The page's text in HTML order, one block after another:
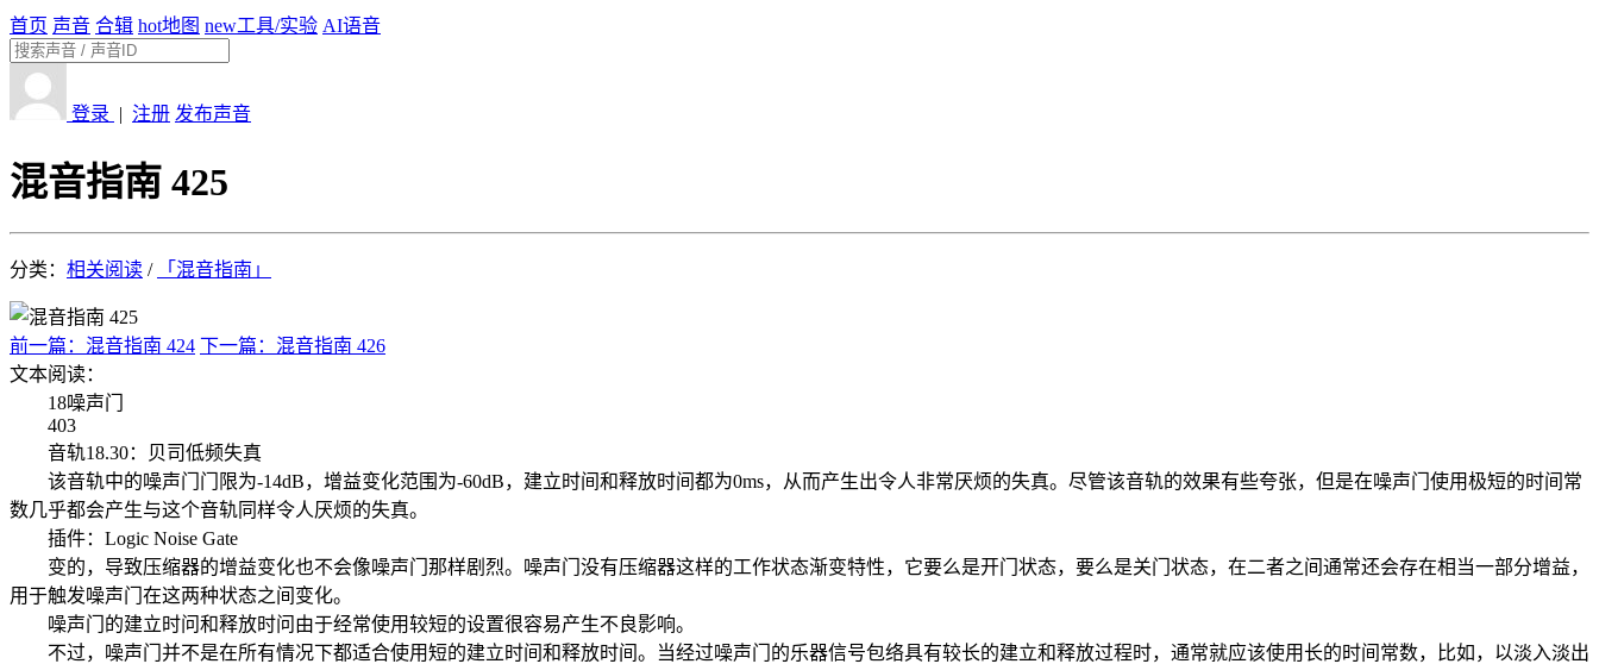
首页 声音 合辑 hot地图 new工具/实验 AI语音
登录 | 注册 发布声音
混音指南 425
分类： 相关阅读 / 「混音指南」
前一篇：混音指南 424 下一篇：混音指南 426
文本阅读：
18噪声门
403
音轨18.30：贝司低频失真
该音轨中的噪声门门限为-14dB，增益变化范围为-60dB，建立时间和释放时间都为0ms，从而产生出令人非常厌烦的失真。尽管该音轨的效果有些夸张，但是在噪声门使用极短的时间常
数几乎都会产生与这个音轨同样令人厌烦的失真。
插件：Logic Noise Gate
变的，导致压缩器的增益变化也不会像噪声门那样剧烈。噪声门没有压缩器这样的工作状态渐变特性，它要么是开门状态，要么是关门状态，在二者之间通常还会存在相当一部分增益，
用于触发噪声门在这两种状态之间变化。
噪声门的建立时问和释放时问由于经常使用较短的设置很容易产生不良影响。
不过，噪声门并不是在所有情况下都适合使用短的建立时间和释放时间。当经过噪声门的乐器信号包络具有较长的建立和释放过程时，通常就应该使用长的时间常数，比如，以淡入淡出